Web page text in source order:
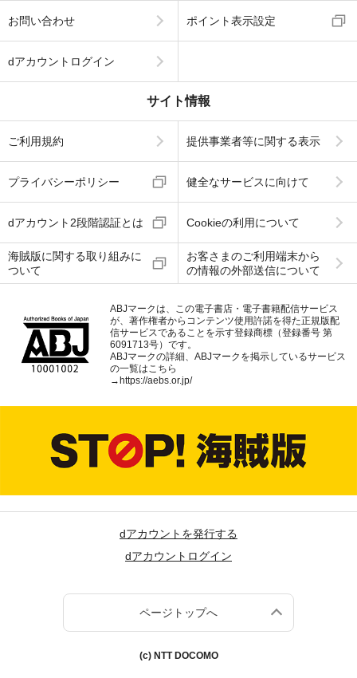
お問い合わせ ポイント表示設定
dアカウントログイン
サイト情報
ご利用規約 提供事業者等に関する表示
プライバシーポリシー 健全なサービスに向けて
dアカウント2段階認証とは Cookieの利用について
海賊版に関する取り組みに
ついて
お客さまのご利用端末から
の情報の外部送信について
ABJマークは、この電子書店・電子書籍配信サービス
が、著作権者からコンテンツ使用許諾を得た正規版配
信サービスであることを示す登録商標（登録番号 第
6091713号）です。
ABJマークの詳細、ABJマークを掲示しているサービス
の一覧はこちら
→https://aebs.or.jp/
dアカウントを発行する
dアカウントログイン
ページトップへ
(c) NTT DOCOMO